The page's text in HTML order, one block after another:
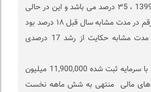
نخست سال 1399 ، ٣5 درصد می باشد و این در حالی
است که این رقم در مدت مشابه سال قبل ١٨ درصد بود
که نسبت به مدت مشابه حکایت از رشد 17 درصدی
فولاد خراسان با سرمایه ثبت شده 11,900,000 میلیون
های مالی منتهی به شش ماهه نخست